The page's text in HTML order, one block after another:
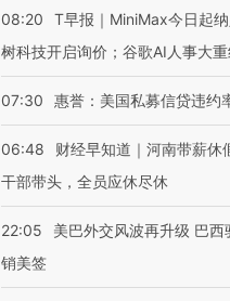
08:20
T早报｜MiniMax今日起
树科技开启询价；谷歌AI人事大重
07:30 惠誉：美国私募信贷违约
06:48
财经早知道｜河南带薪休
干部带头，全员应休尽休
22:05
美巴外交风波再升级 巴西
销美签